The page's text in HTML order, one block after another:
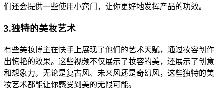
们还会提供一些使用小窍门，让你更好地发挥产品的功效。
3.独特的美妆艺术
有些美妆博主在快手上展现了他们的艺术天赋，通过妆容创作
出惊艳的效果。这些视频不仅展示了妆容的美，还展示了创意
和想象力。无论是复古风、未来风还是奇幻风，这些独特的美
妆艺术都能让你感受到美的无限可能。